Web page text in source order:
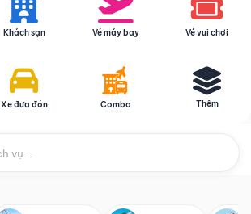
Khách sạn Vé máy bay Vé vui chơi
Xe đưa đón Combo Thêm